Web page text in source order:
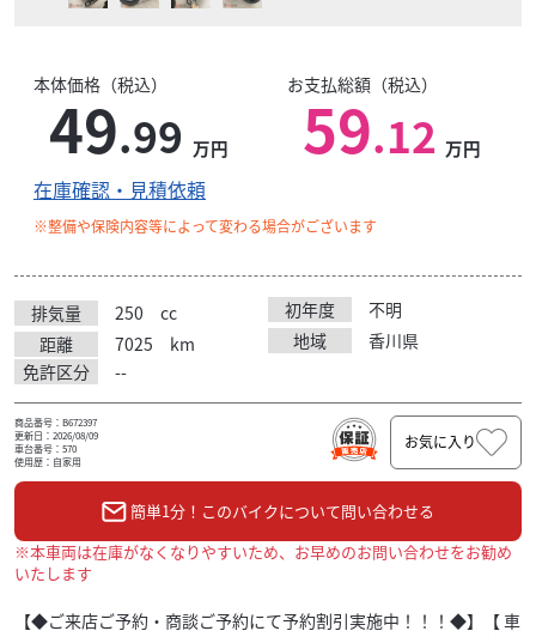
本体価格（税込）
49.99 万円
お支払総額（税込）
59.12 万円
在庫確認・見積依頼
※整備や保険内容等によって変わる場合がございます
排気量 250 cc 初年度
不明
距離
7025 km 地域
香川県
免許区分
--
商品番号：B672397
更新日：2026/08/09
車台番号：570
使用歴：自家用
お気に入り
簡単1分！このバイクについて問い合わせる
※本車両は在庫がなくなりやすいため、お早めのお問い合わせをお勧め
いたします
【◆ご来店ご予約・商談ご予約にて予約割引実施中！！！◆】【 車